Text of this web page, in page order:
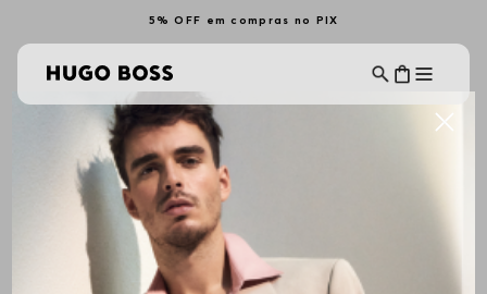
5% OFF em compras no PIX